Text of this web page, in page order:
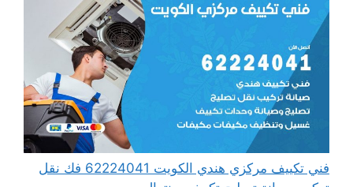
فني تكييف مركزي هندي الكويت 62224041 فك نقل